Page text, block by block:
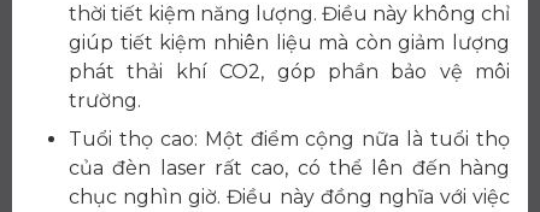
thời tiết kiệm năng lượng. Điều này không chỉ
giúp tiết kiệm nhiên liệu mà còn giảm lượng
phát thải khí CO2, góp phần bảo vệ môi
trường.
Tuổi thọ cao: Một điểm cộng nữa là tuổi thọ
của đèn laser rất cao, có thể lên đến hàng
chục nghìn giờ. Điều này đồng nghĩa với việc